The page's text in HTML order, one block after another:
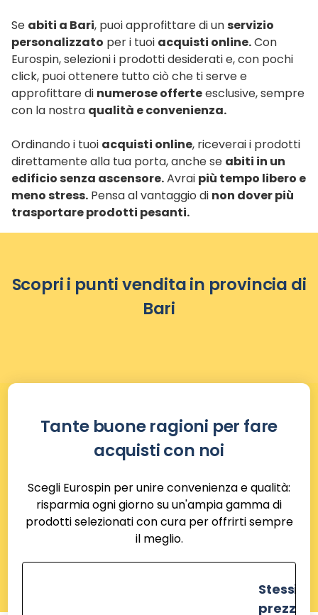
Se abiti a Bari, puoi approfittare di un servizio
personalizzato per i tuoi acquisti online.Con
Eurospin, selezioni i prodotti desiderati e, con pochi
click, puoi ottenere tutto ciò che ti serve e
approfittare di numerose offerteesclusive, sempre
con la nostra qualità e convenienza.
Ordinando i tuoi acquisti online, riceverai i prodotti
direttamente alla tua porta, anche se abiti in un
edificio senza ascensore.Avrai più tempo libero e
meno stress. Pensa al vantaggio di non dover più
trasportare prodotti pesanti.
Scopri i punti vendita in provincia di
Bari
Tante buone ragioni per fare
acquisti con noi
Scegli Eurospin per unire convenienza e qualità:
risparmia ogni giorno su un'ampia gamma di
prodotti selezionati con cura per offrirti sempre
il meglio.
Stessi
prezzi